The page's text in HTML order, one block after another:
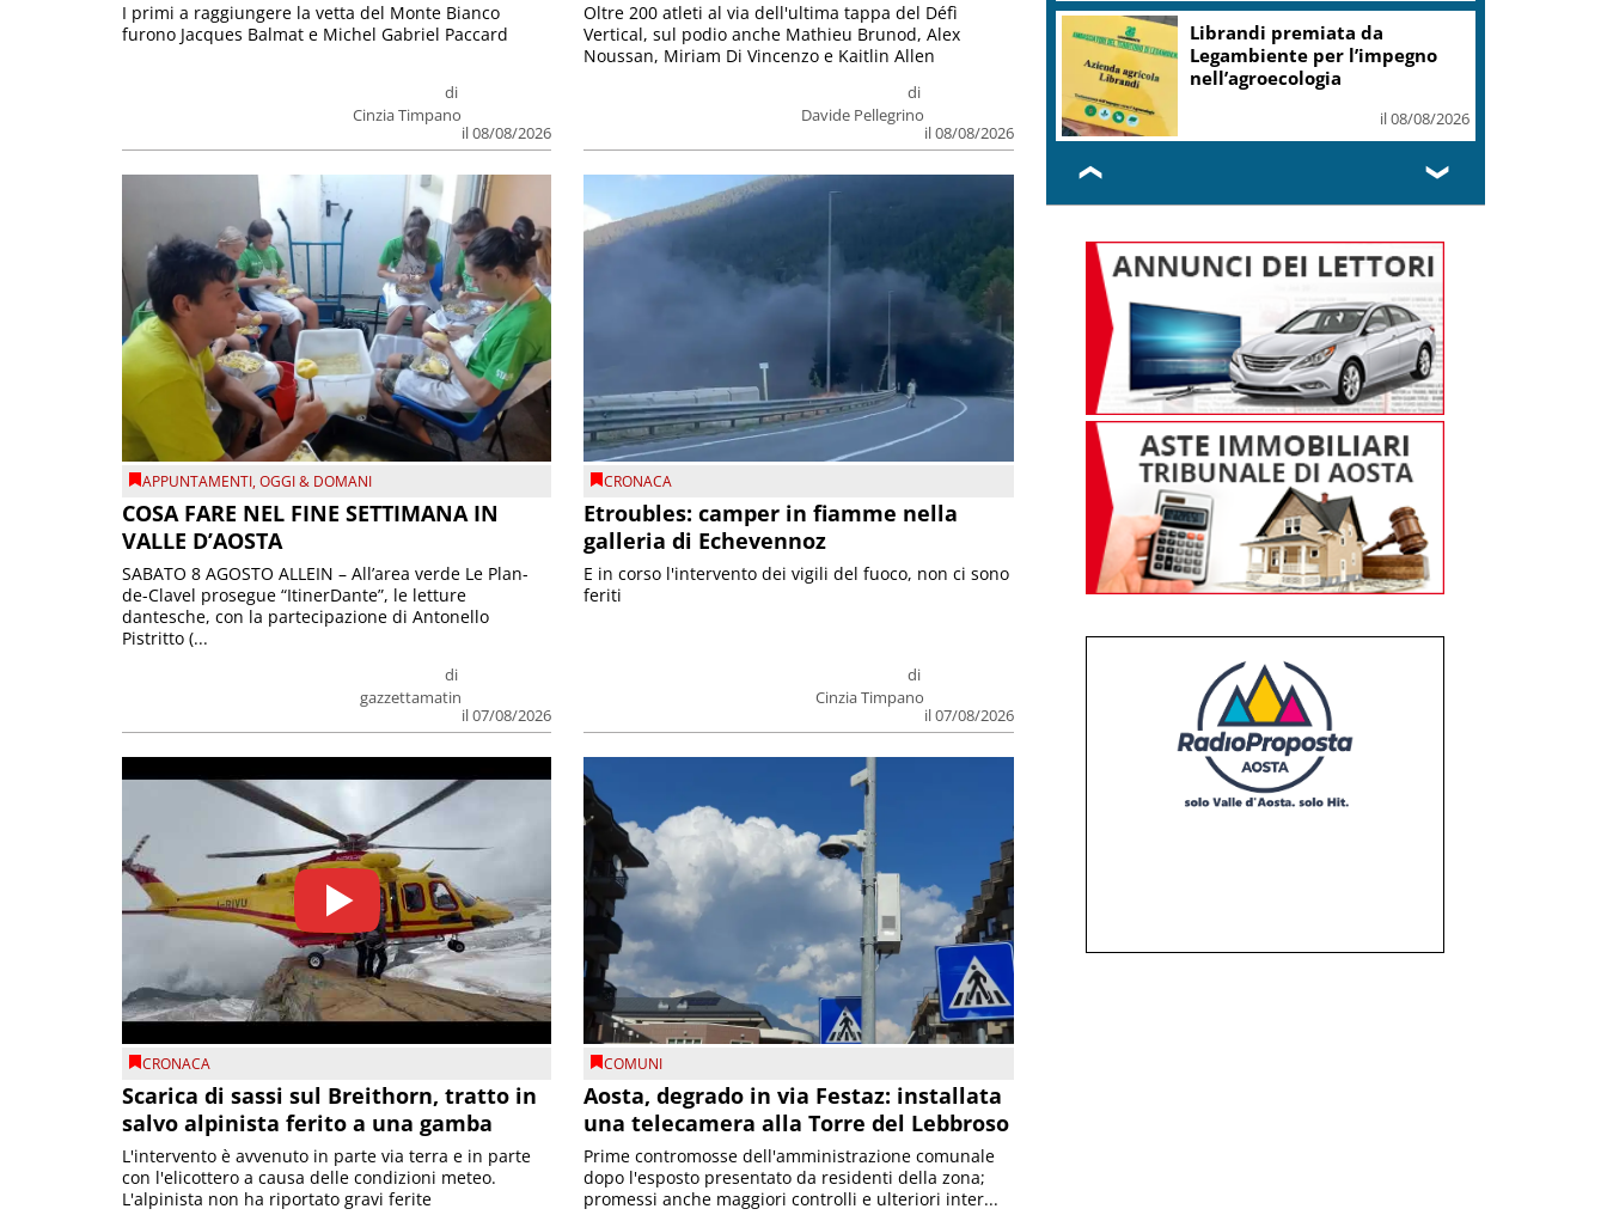
di
Cinzia Timpano
il 08/08/2026
I primi a raggiungere la vetta del Monte Bianco
furono Jacques Balmat e Michel Gabriel Paccard
di
Davide Pellegrino
il 08/08/2026
Oltre 200 atleti al via dell'ultima tappa del Défì
Vertical, sul podio anche Mathieu Brunod, Alex
Noussan, Miriam Di Vincenzo e Kaitlin Allen
APPUNTAMENTI,OGGI & DOMANI
COSA FARE NEL FINE SETTIMANA IN
VALLE D’AOSTA
di
gazzettamatin
il 07/08/2026
SABATO 8 AGOSTO ALLEIN – All’area verde Le Plan-
de-Clavel prosegue “ItinerDante”, le letture
dantesche, con la partecipazione di Antonello
Pistritto (...
CRONACA
Etroubles: camper in fiamme nella
galleria di Echevennoz
di
Cinzia Timpano
il 07/08/2026
E in corso l'intervento dei vigili del fuoco, non ci sono
feriti
CRONACA
Scarica di sassi sul Breithorn, tratto in
salvo alpinista ferito a una gamba
L'intervento è avvenuto in parte via terra e in parte
con l'elicottero a causa delle condizioni meteo.
L'alpinista non ha riportato gravi ferite
COMUNI
Aosta, degrado in via Festaz: installata
una telecamera alla Torre del Lebbroso
Prime contromosse dell'amministrazione comunale
dopo l'esposto presentato da residenti della zona;
promessi anche maggiori controlli e ulteriori inter...
Librandi premiata da
Legambiente per l’impegno
nell’agroecologia
il 08/08/2026
❮ ❯